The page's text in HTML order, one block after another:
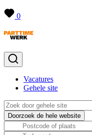
0
Vacatures
Gehele site